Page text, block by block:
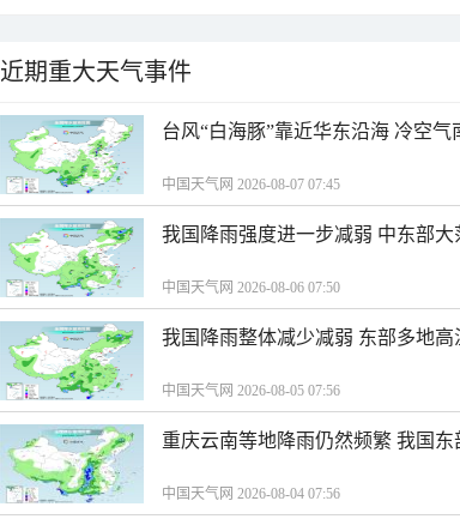
近期重大天气事件
台风“白海豚”靠近华东沿海 冷空
中国天气网 2026-08-07 07:45
我国降雨强度进一步减弱 中东部
中国天气网 2026-08-06 07:50
我国降雨整体减少减弱 东部多地高
中国天气网 2026-08-05 07:56
重庆云南等地降雨仍然频繁 我国
中国天气网 2026-08-04 07:56